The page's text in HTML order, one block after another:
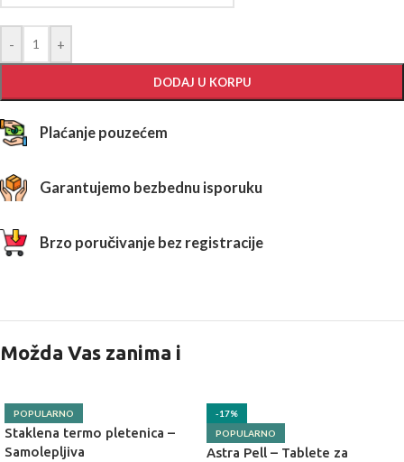
- +
DODAJ U KORPU
Plaćanje pouzećem
Garantujemo bezbednu isporuku
Brzo poručivanje bez registracije
Možda Vas zanima i
POPULARNO
Staklena termo pletenica –
Samolepljiva
-17%
POPULARNO
Astra Pell – Tablete za